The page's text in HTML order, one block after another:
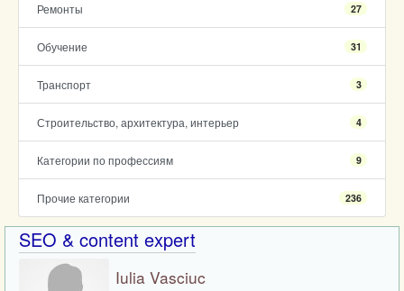
Ремонты 27
Обучение 31
Транспорт 3
Строительство, архитектура, интерьер 4
Категории по профессиям 9
Прочие категории 236
SEO & content expert
Iulia Vasciuc